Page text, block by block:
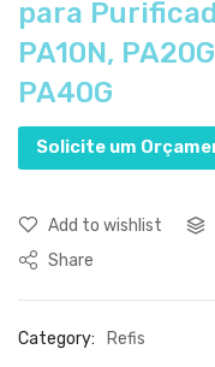
para
PA10N,
PA40G
Solicite um
Add to wishlist
Share
Category: Refis